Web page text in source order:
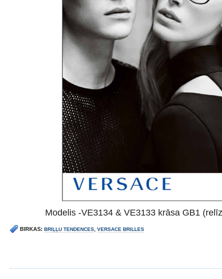
Modelis -VE3134 & VE3133 krāsa GB1
BIRKAS: BRIĻĻU TENDENCES VERSACE BRILLES